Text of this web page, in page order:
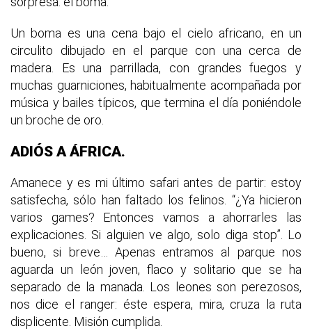
Un boma es una cena bajo el cielo africano, en un
circulito dibujado en el parque con una cerca de
madera. Es una parrillada, con grandes fuegos y
muchas guarniciones, habitualmente acompañada por
música y bailes típicos, que termina el día poniéndole
un broche de oro.
ADIÓS A ÁFRICA.
Amanece y es mi último safari antes de partir: estoy
satisfecha, sólo han faltado los felinos. “¿Ya hicieron
varios games? Entonces vamos a ahorrarles las
explicaciones. Si alguien ve algo, solo diga stop”. Lo
bueno, si breve… Apenas entramos al parque nos
aguarda un león joven, flaco y solitario que se ha
separado de la manada. Los leones son perezosos,
nos dice el ranger: éste espera, mira, cruza la ruta
displicente. Misión cumplida.